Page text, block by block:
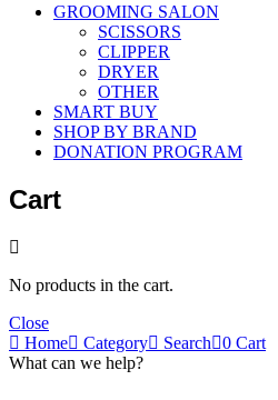
GROOMING SALON
SCISSORS
CLIPPER
DRYER
OTHER
SMART BUY
SHOP BY BRAND
DONATION PROGRAM
Cart
No products in the cart.
Close
Home
Category Search 0 Cart
What can we help?